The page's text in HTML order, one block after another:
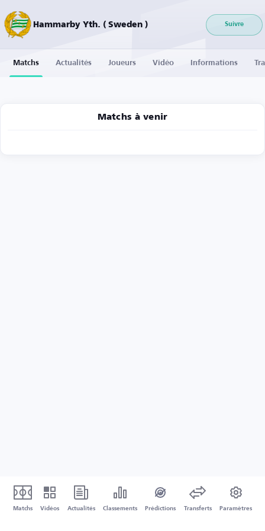
Hammarby Yth. ( Sweden ) Suivre
Matchs Actualités Joueurs Vidéo Informations
Matchs à venir
Matchs Vidéos Actualités Classements Prédictions Transferts Paramètres